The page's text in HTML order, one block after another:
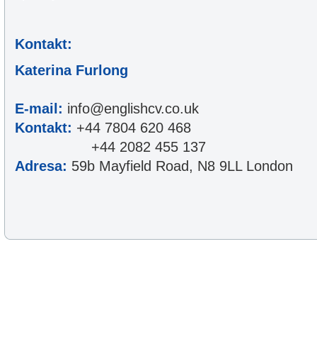
Kontakt:
Katerina Furlong
E-mail: info@englishcv.co.uk
Kontakt: +44 7804 620 468
+44 2082 455 137
Adresa: 59b Mayfield Road, N8 9LL London